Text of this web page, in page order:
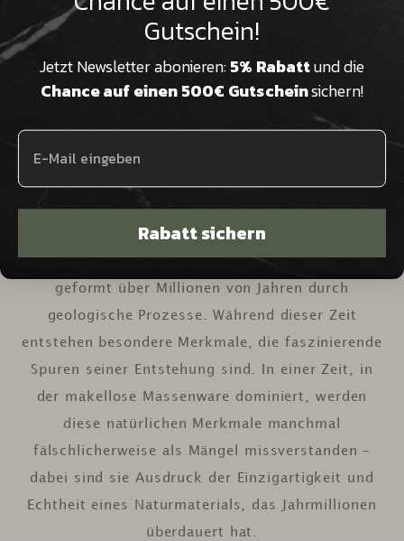
Wir sind Natursteinexperten in
kompetent & persönlich
Einzigartige Schönheit von
Natursteintischen
geformt über Millionen von Jahren durch
geologische Prozesse. Während dieser Zeit
entstehen besondere Merkmale, die faszinierende
Spuren seiner Entstehung sind. In einer Zeit, in
der makellose Massenware dominiert, werden
diese natürlichen Merkmale manchmal
fälschlicherweise als Mängel missverstanden –
dabei sind sie Ausdruck der Einzigartigkeit und
Echtheit eines Naturmaterials, das Jahrmillionen
überdauert hat.
Gutschein!
Jetzt Newsletter abonieren:5% Rabattund die
Chance auf einen 500€ Gutscheinsichern!
Rabatt sichern